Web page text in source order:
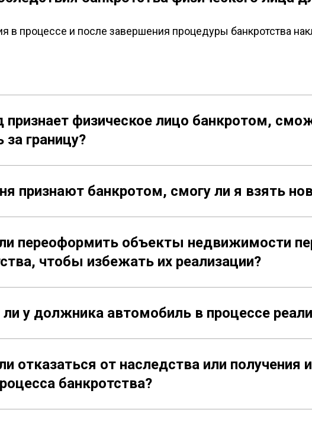
в процессе и после завершения процедуры банкротства
признает физическое лицо банкротом,
за границу?
признают банкротом, смогу ли я взять
переоформить объекты недвижимости
чтобы избежать их реализации?
ли у должника автомобиль в процессе
отказаться от наследства или получения
банкротства?